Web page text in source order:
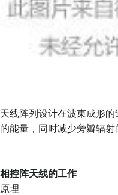
天线阵列设计在波束成形的
的能量，同时减少旁瓣辐射
相控阵天线的工作
原理